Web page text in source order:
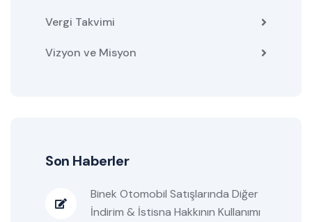
Vergi Takvimi
Vizyon ve Misyon
Son Haberler
Binek Otomobil Satışlarında Diğer
İndirim & İstisna Hakkının Kullanımı